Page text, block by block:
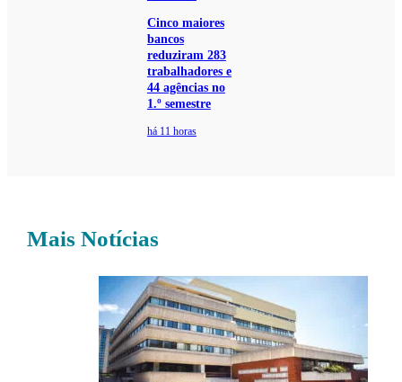
Cinco maiores
bancos
reduziram 283
trabalhadores e
44 agências no
1.º semestre
há 11 horas
Mais Notícias